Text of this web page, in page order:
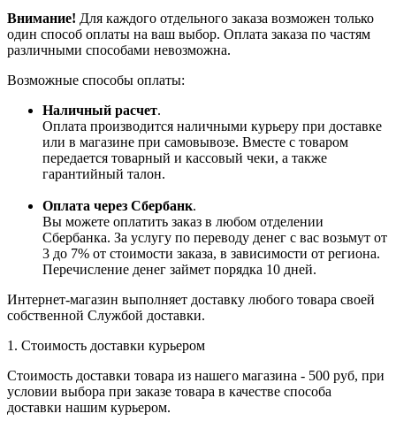
Внимание! Для каждого отдельного заказа возможен только
один способ оплаты на ваш выбор. Оплата заказа по частям
различными способами невозможна.
Возможные способы оплаты:
Наличный расчет.
Оплата производится наличными курьеру при доставке
или в магазине при самовывозе. Вместе с товаром
передается товарный и кассовый чеки, а также
гарантийный талон.
Оплата через Сбербанк.
Вы можете оплатить заказ в любом отделении
Сбербанка. За услугу по переводу денег с вас возьмут от
3 до 7% от стоимости заказа, в зависимости от региона.
Перечисление денег займет порядка 10 дней.
Интернет-магазин выполняет доставку любого товара своей
собственной Службой доставки.
1. Стоимость доставки курьером
Стоимость доставки товара из нашего магазина - 500 руб, при
условии выбора при заказе товара в качестве способа
доставки нашим курьером.